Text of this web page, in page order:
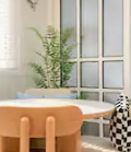
de 51